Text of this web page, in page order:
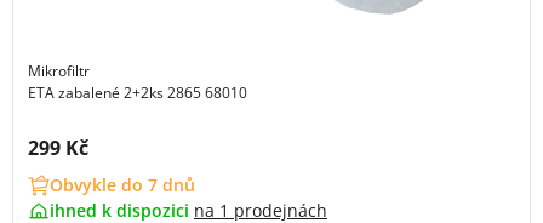
Mikrofiltr
ETA zabalené 2+2ks 2865 68010
Cena s DPH:
299 Kč
Obvykle do 7 dnů
ihned k dispozici na 1 prodejnách